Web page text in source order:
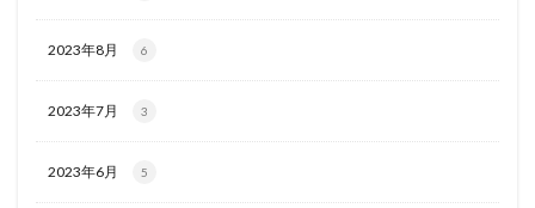
2023年8月 6
2023年7月 3
2023年6月 5